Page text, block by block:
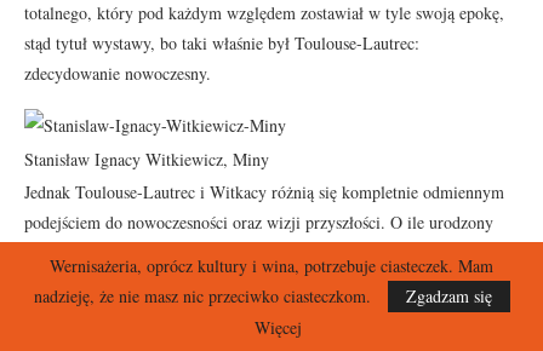
totalnego, który pod każdym względem zostawiał w tyle swoją epokę,
stąd tytuł wystawy, bo taki właśnie był Toulouse-Lautrec:
zdecydowanie nowoczesny.
Stanisław Ignacy Witkiewicz, Miny
Jednak Toulouse-Lautrec i Witkacy różnią się kompletnie odmiennym
podejściem do nowoczesności oraz wizji przyszłości. O ile urodzony
był przerażony mechanizacją czy automatyzacją oraz wiążącym się z
tym zanikiem indywidualizmu i uczuć metafizycznych u urobionych
nijakich mas, które w nosie będą miały sztukę. Masy interesuje
Wernisażeria, oprócz kultury i wina, potrzebuje ciasteczek. Mam
nadzieję, że nie masz nic przeciwko ciasteczkom.
Zgadzam się
Więcej